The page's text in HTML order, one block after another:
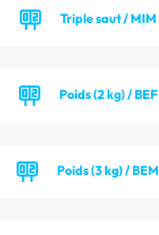
Triple saut / MIM
Poids (2 kg) / BEF
Poids (3 kg) / BEM